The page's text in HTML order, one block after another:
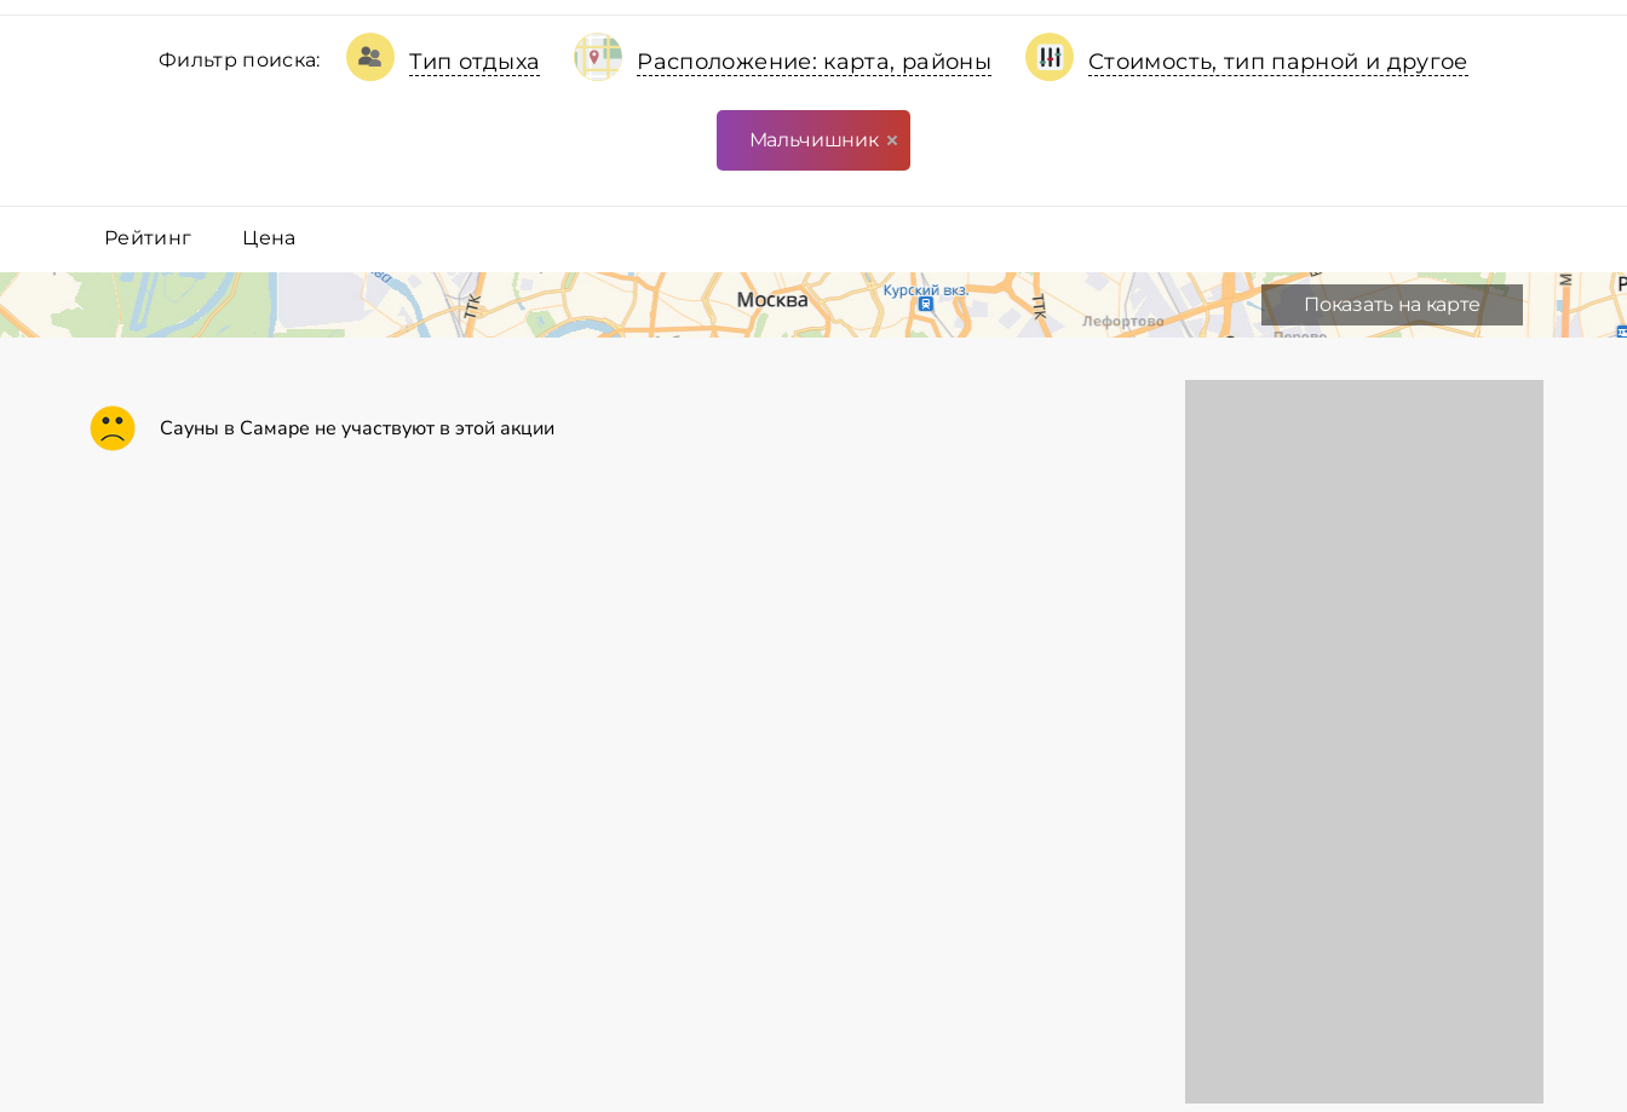
Фильтр поиска: Тип отдыха Расположение: карта, районы Стоимость, тип парной и другое
Мальчишник
Рейтинг Цена
Показать на карте
Сауны в Самаре не участвуют в этой акции